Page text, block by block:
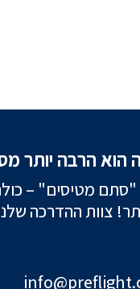
הוא הרבה יותר
מטיסים" –
צוות ההדרכה